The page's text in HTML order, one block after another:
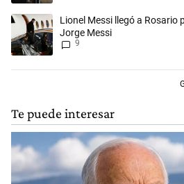
Un artículo de tendencia con el título
Lionel Messi llegó a Rosario
Jorge Messi
9